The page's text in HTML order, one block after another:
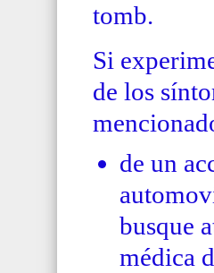
tomb.
Si
de los
de un
busque
médica